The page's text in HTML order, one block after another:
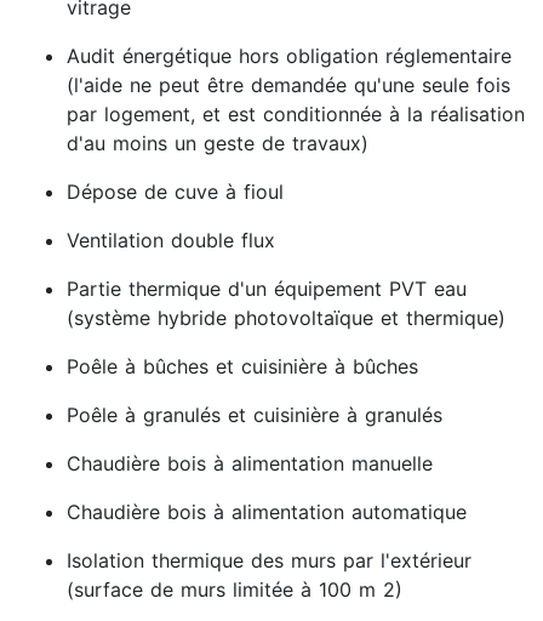
vitrage
Audit énergétique hors obligation réglementaire
(l'aide ne peut être demandée qu'une seule fois
par logement, et est conditionnée à la réalisation
d'au moins un geste de travaux)
Dépose de cuve à fioul
Ventilation double flux
Partie thermique d'un équipement PVT eau
(système hybride photovoltaïque et thermique)
Poêle à bûches et cuisinière à bûches
Poêle à granulés et cuisinière à granulés
Chaudière bois à alimentation manuelle
Chaudière bois à alimentation automatique
Isolation thermique des murs par l'extérieur
(surface de murs limitée à 100 m 2)